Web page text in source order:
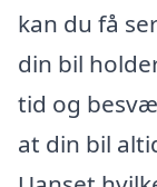
kan du få
din bil
tid og
at din bil